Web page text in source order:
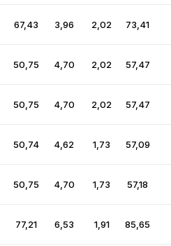
67,43 3,96 2,02 73,41
50,75 4,70 2,02 57,47
50,75 4,70 2,02 57,47
50,74 4,62 1,73 57,09
50,75 4,70 1,73 57,18
77,21 6,53 1,91 85,65